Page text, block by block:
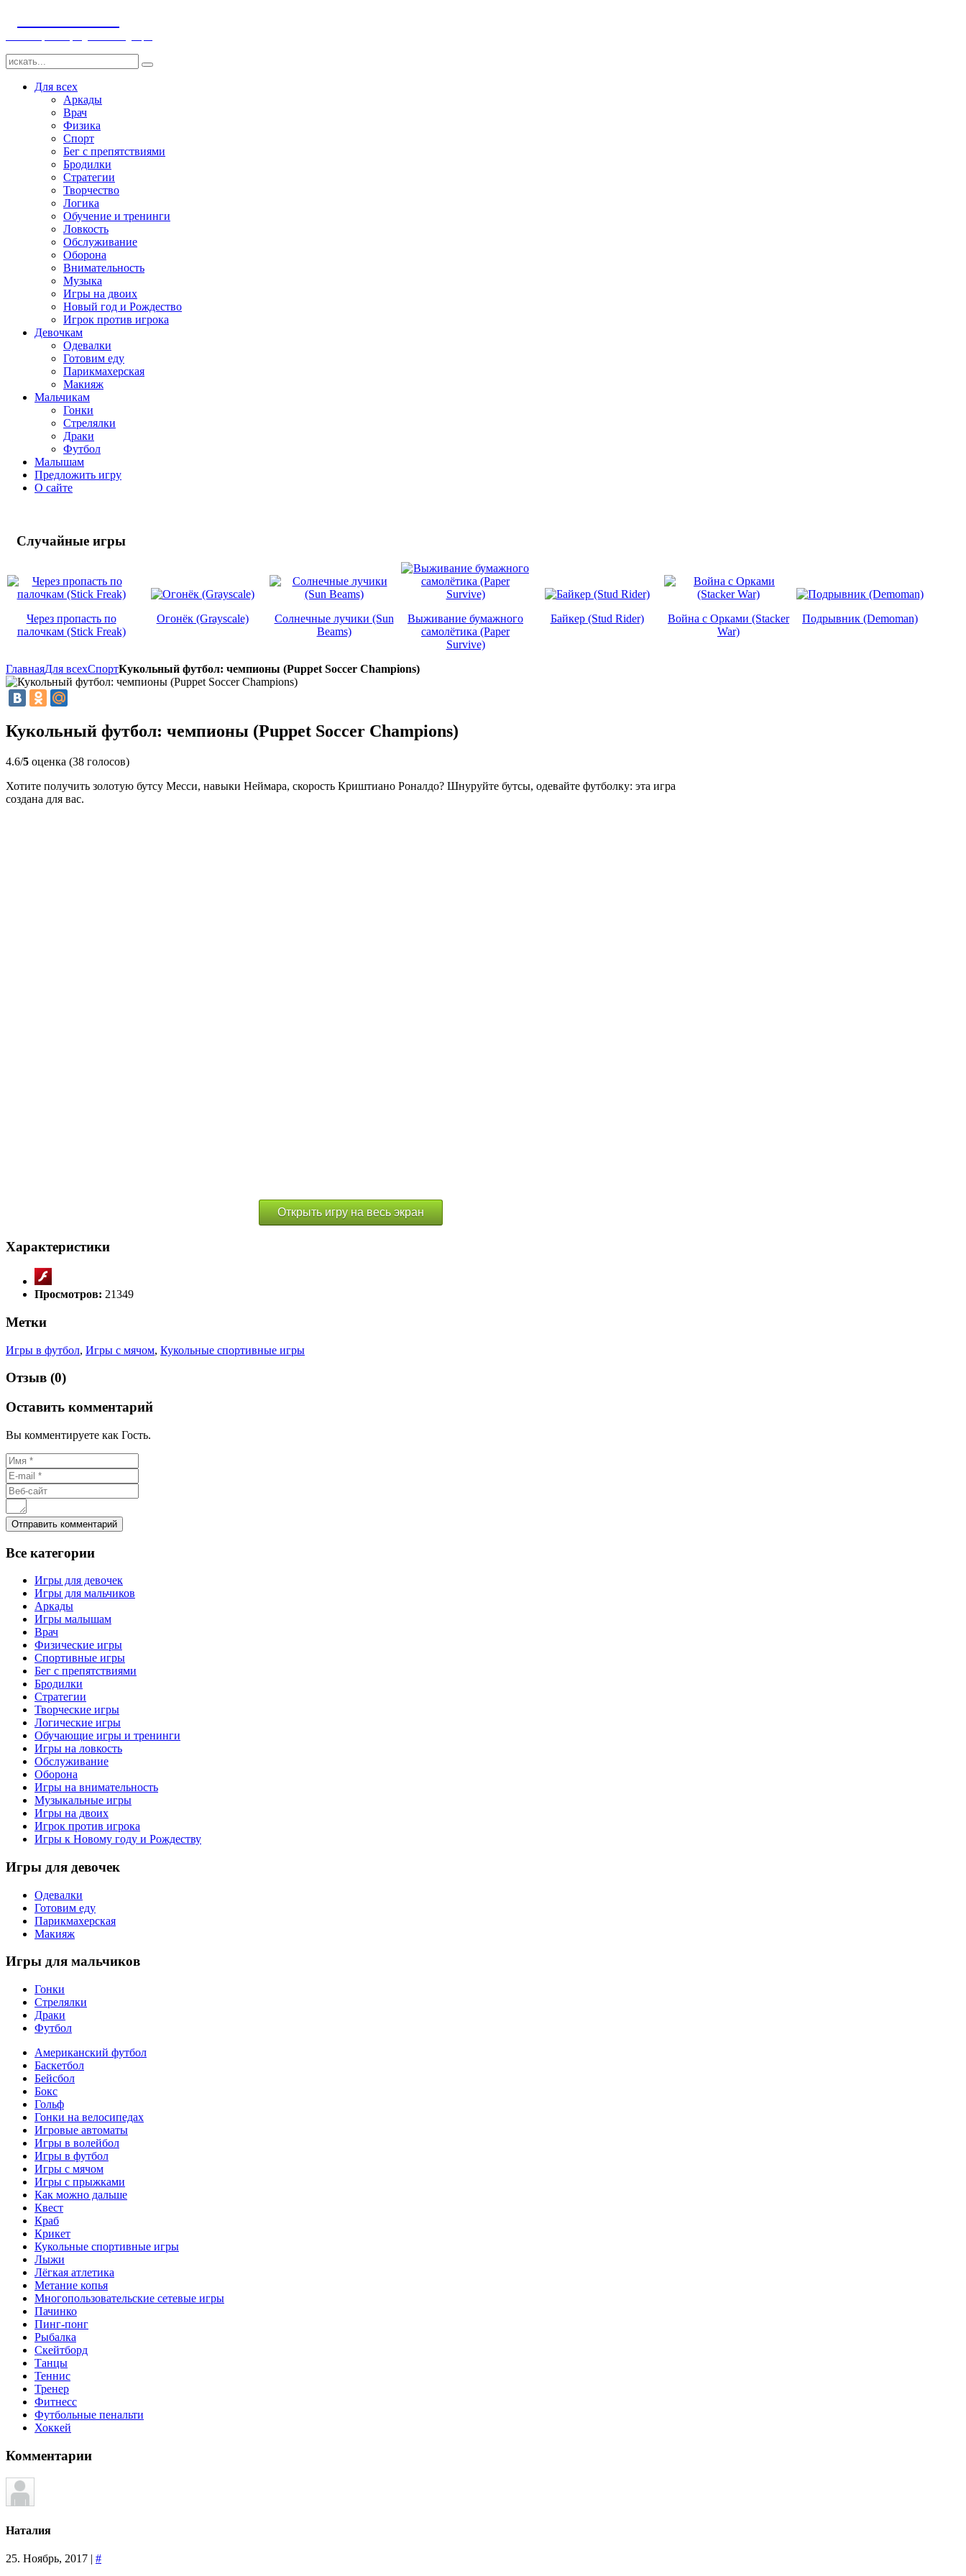
Для всех
Аркады
Врач
Физика
Спорт
Бег с препятствиями
Бродилки
Стратегии
Творчество
Логика
Обучение и тренинги
Ловкость
Обслуживание
Оборона
Внимательность
Музыка
Игры на двоих
Новый год и Рождество
Игрок против игрока
Девочкам
Одевалки
Готовим еду
Парикмахерская
Макияж
Мальчикам
Гонки
Стрелялки
Драки
Футбол
Малышам
Предложить игру
О сайте
Случайные игры
Через пропасть по
палочкам (Stick Freak)
Огонёк (Grayscale)
Солнечные лучики (Sun
Beams)
Выживание бумажного
самолётика (Paper
Survive)
Байкер (Stud Rider)
Война с Орками (Stacker
War)
Подрывник (Demoman)
ГлавнаяДля всехСпортКукольный футбол: чемпионы (Puppet Soccer Champions)
Кукольный футбол: чемпионы (Puppet Soccer Champions)
4.6/5 оценка (38 голосов)
Хотите получить золотую бутсу Месси, навыки Неймара, скорость Криштиано Роналдо? Шнуруйте бутсы, одевайте футболку: эта игра
создана для вас.
Открыть игру на весь экран
Характеристики
Просмотров: 21349
Метки
Игры в футбол, Игры с мячом, Кукольные спортивные игры
Отзыв (0)
Оставить комментарий
Вы комментируете как Гость.
Все категории
Игры для девочек
Игры для мальчиков
Аркады
Игры малышам
Врач
Физические игры
Спортивные игры
Бег с препятствиями
Бродилки
Стратегии
Творческие игры
Логические игры
Обучающие игры и тренинги
Игры на ловкость
Обслуживание
Оборона
Игры на внимательность
Музыкальные игры
Игры на двоих
Игрок против игрока
Игры к Новому году и Рождеству
Игры для девочек
Одевалки
Готовим еду
Парикмахерская
Макияж
Игры для мальчиков
Гонки
Стрелялки
Драки
Футбол
Американский футбол
Баскетбол
Бейсбол
Бокс
Гольф
Гонки на велосипедах
Игровые автоматы
Игры в волейбол
Игры в футбол
Игры с мячом
Игры с прыжками
Как можно дальше
Квест
Краб
Крикет
Кукольные спортивные игры
Лыжи
Лёгкая атлетика
Метание копья
Многопользовательские сетевые игры
Пачинко
Пинг-понг
Рыбалка
Скейтборд
Танцы
Теннис
Тренер
Фитнесс
Футбольные пенальти
Хоккей
Комментарии
Наталия
25. Ноябрь, 2017 | #